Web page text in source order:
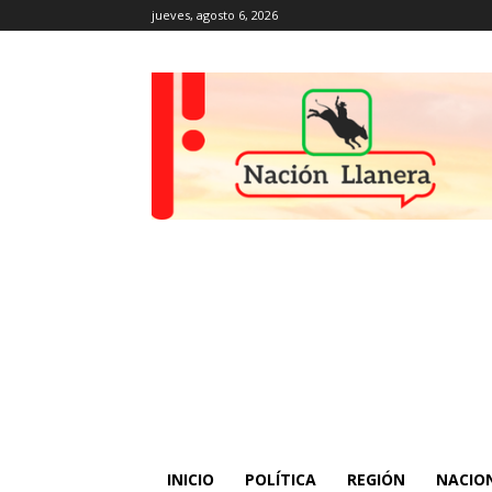
jueves, agosto 6, 2026
INICIO POLÍTICA REGIÓN